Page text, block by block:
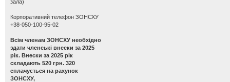
зала)
Корпоративний телефон ЗОНСХУ
+38-050-100-95-02
Всім членам ЗОНСХУ необхідно
здати членські внески за 2025
рік. Внески за 2025 рік
складають 520 грн. 320
сплачується на рахунок
ЗОНСХУ,